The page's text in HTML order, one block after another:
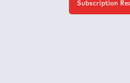
Subscription